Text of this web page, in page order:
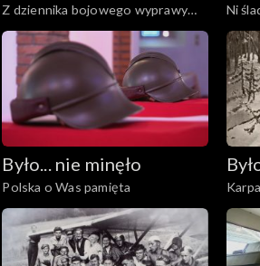
Z dziennika bojowego wyprawy
Czechowskiego
Ni
Było... nie minęło
Polska o Was pamięta